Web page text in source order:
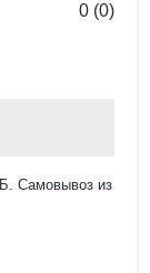
0 (0)
Самовывоз из